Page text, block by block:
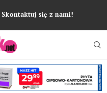
Skontaktuj się z nami!